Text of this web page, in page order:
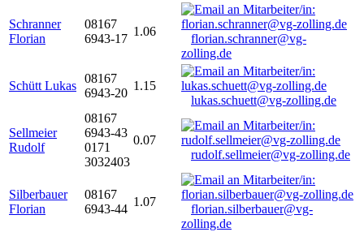
Schranner
Florian
08167
6943-17
1.06
florian.schranner@vg-
zolling.de
Schütt Lukas
08167
6943-20
1.15
lukas.schuett@vg-zolling.de
Sellmeier
Rudolf
08167
6943-43
0171
3032403
0.07
rudolf.sellmeier@vg-zolling.de
Silberbauer
Florian
08167
6943-44
1.07
florian.silberbauer@vg-
zolling.de